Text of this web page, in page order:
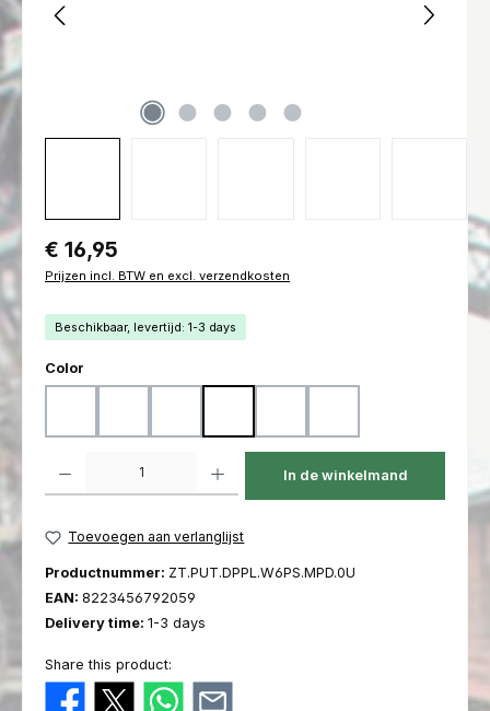
Normale prijs:
€ 16,95
Prijzen incl. BTW en excl. verzendkosten
Beschikbaar, levertijd: 1-3 days
Selecteer
Color
In de winkelmand
Toevoegen aan verlanglijst
Productnummer: ZT.PUT.DPPL.W6PS.MPD.0U
EAN: 8223456792059
Delivery time: 1-3 days
Share this product: